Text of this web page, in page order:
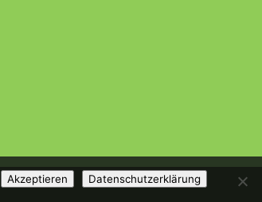
Akzeptieren Datenschutzerklärung